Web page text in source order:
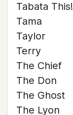
Tabata This!
Tama
Taylor
Terry
The Chief
The Don
The Ghost
The Lyon